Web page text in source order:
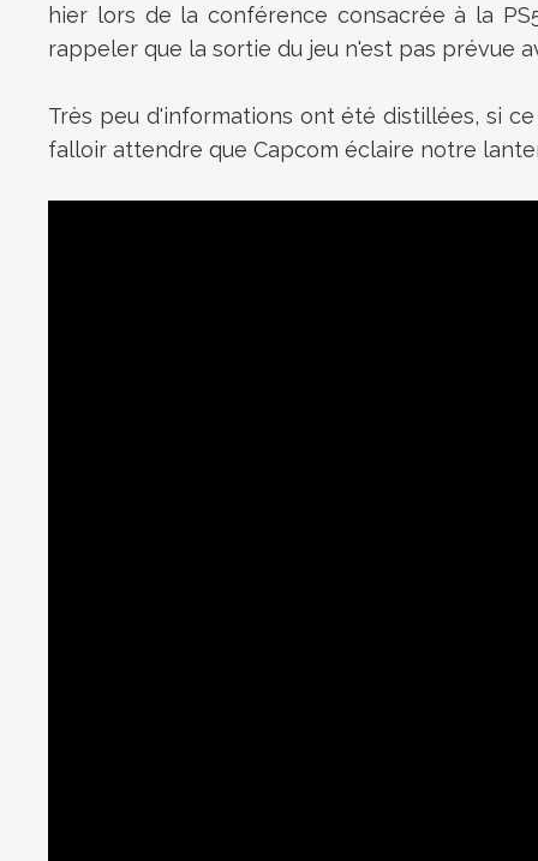
hier lors de la conférence consacrée à la
rappeler que la sortie du jeu n'est pas prévue
Très peu d'informations ont été distillées, si
falloir attendre que Capcom éclaire notre